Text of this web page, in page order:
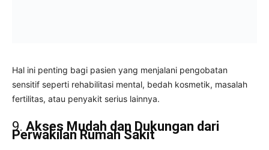
Hal ini penting bagi pasien yang menjalani pengobatan
sensitif seperti rehabilitasi mental, bedah kosmetik, masalah
fertilitas, atau penyakit serius lainnya.
9. Akses Mudah dan Dukungan dari
Perwakilan Rumah Sakit